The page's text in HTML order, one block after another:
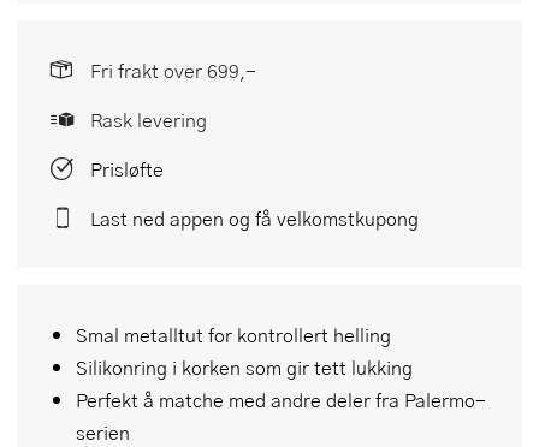
Smal metalltut for kontrollert helling
Silikonring i korken som gir tett lukking
Perfekt å matche med andre deler fra Palermo-
serien
Fri frakt over 699,-
Rask levering
Prisløfte
Last ned appen og få velkomstkupong